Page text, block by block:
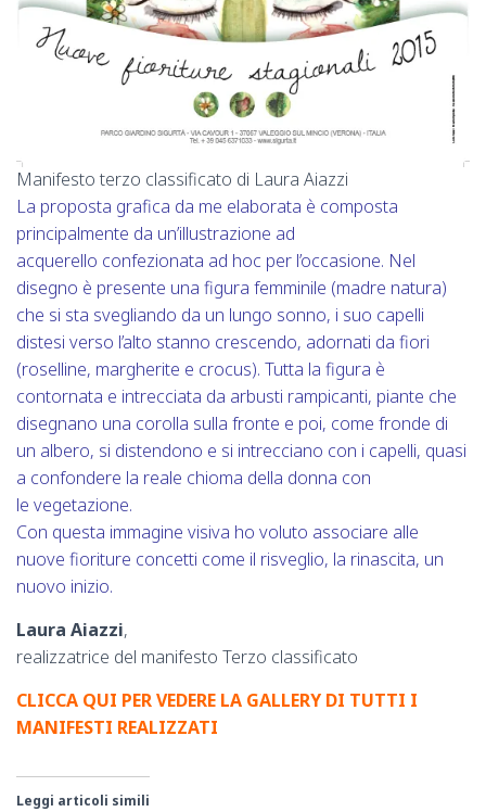
Manifesto terzo classificato di Laura Aiazzi
La proposta grafica da me elaborata è composta
principalmente da un’illustrazione ad
acquerello confezionata ad hoc per l’occasione. Nel
disegno è presente una figura femminile (madre natura)
che si sta svegliando da un lungo sonno, i suo capelli
distesi verso l’alto stanno crescendo, adornati da fiori
(roselline, margherite e crocus). Tutta la figura è
contornata e intrecciata da arbusti rampicanti, piante che
disegnano una corolla sulla fronte e poi, come fronde di
un albero, si distendono e si intrecciano con i capelli, quasi
a confondere la reale chioma della donna con
le vegetazione.
Con questa immagine visiva ho voluto associare alle
nuove fioriture concetti come il risveglio, la rinascita, un
nuovo inizio.
Laura Aiazzi,
realizzatrice del manifesto Terzo classificato
CLICCA QUI PER VEDERE LA GALLERY DI TUTTI I
MANIFESTI REALIZZATI
Leggi articoli simili